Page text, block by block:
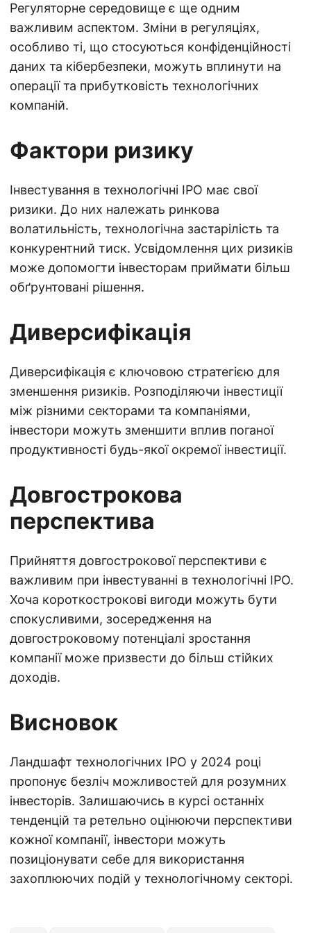
Регуляторне середовище є ще одним
важливим аспектом. Зміни в регуляціях,
особливо ті, що стосуються конфіденційності
даних та кібербезпеки, можуть вплинути на
операції та прибутковість технологічних
компаній.
Фактори ризику
Інвестування в технологічні IPO має свої
ризики. До них належать ринкова
волатильність, технологічна застарілість та
конкурентний тиск. Усвідомлення цих ризиків
може допомогти інвесторам приймати більш
обґрунтовані рішення.
Диверсифікація
Диверсифікація є ключовою стратегією для
зменшення ризиків. Розподіляючи інвестиції
між різними секторами та компаніями,
інвестори можуть зменшити вплив поганої
продуктивності будь-якої окремої інвестиції.
Довгострокова
перспектива
Прийняття довгострокової перспективи є
важливим при інвестуванні в технологічні IPO.
Хоча короткострокові вигоди можуть бути
спокусливими, зосередження на
довгостроковому потенціалі зростання
компанії може призвести до більш стійких
доходів.
Висновок
Ландшафт технологічних IPO у 2024 році
пропонує безліч можливостей для розумних
інвесторів. Залишаючись в курсі останніх
тенденцій та ретельно оцінюючи перспективи
кожної компанії, інвестори можуть
позиціонувати себе для використання
захоплюючих подій у технологічному секторі.